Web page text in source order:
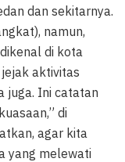
dan sekitarnya.
namun,
di kota
aktivitas
juga. Ini catatan
di
agar kita
yang melewati